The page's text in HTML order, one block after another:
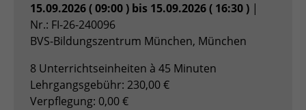
15.09.2026 ( 09:00 ) bis 15.09.2026 ( 16:30 ) |
Nr.: FI-26-240096
BVS-Bildungszentrum München, München
8 Unterrichtseinheiten à 45 Minuten
Lehrgangsgebühr: 230,00 €
Verpflegung: 0,00 €
Zweck Admin-Login Redaktionssystem
Anbieter PHP